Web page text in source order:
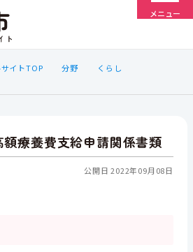
メニュー
イトTOP 分野
くらし
療養費支給申請関係書類
公開日 2022年09月08日